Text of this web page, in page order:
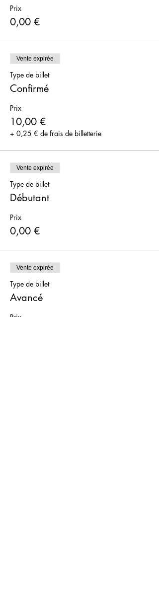
Prix
0,00 €
Vente expirée
Type de billet
Confirmé
Prix
10,00 €
+ 0,25 € de frais de billetterie
Vente expirée
Type de billet
Débutant
Prix
0,00 €
Vente expirée
Type de billet
Avancé
Prix